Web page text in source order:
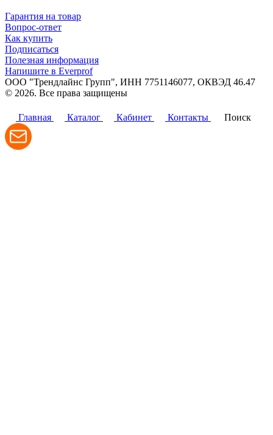
Гарантия на товар
Вопрос-ответ
Как купить
Подписаться
Полезная информация
Напишите в Everprof
ООО "Трендлайнс Групп", ИНН 7751146077, ОКВЭД 46.47
© 2026. Все права защищены
Главная
Каталог Кабинет Контакты Поиск